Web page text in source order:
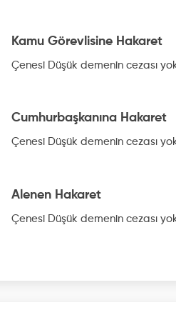
Kamu Görevlisine Hakaret
Çenesi Düşük demenin cezası
Cumhurbaşkanına Hakaret
Çenesi Düşük demenin cezası
Alenen Hakaret
Çenesi Düşük demenin cezası